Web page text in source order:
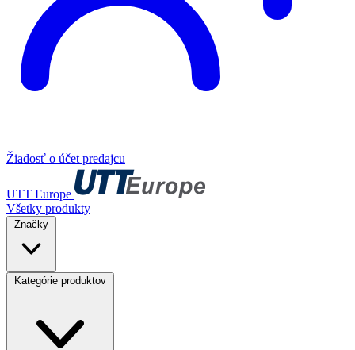
Žiadosť o účet predajcu
UTT Europe
Všetky produkty
Značky
Kategórie produktov